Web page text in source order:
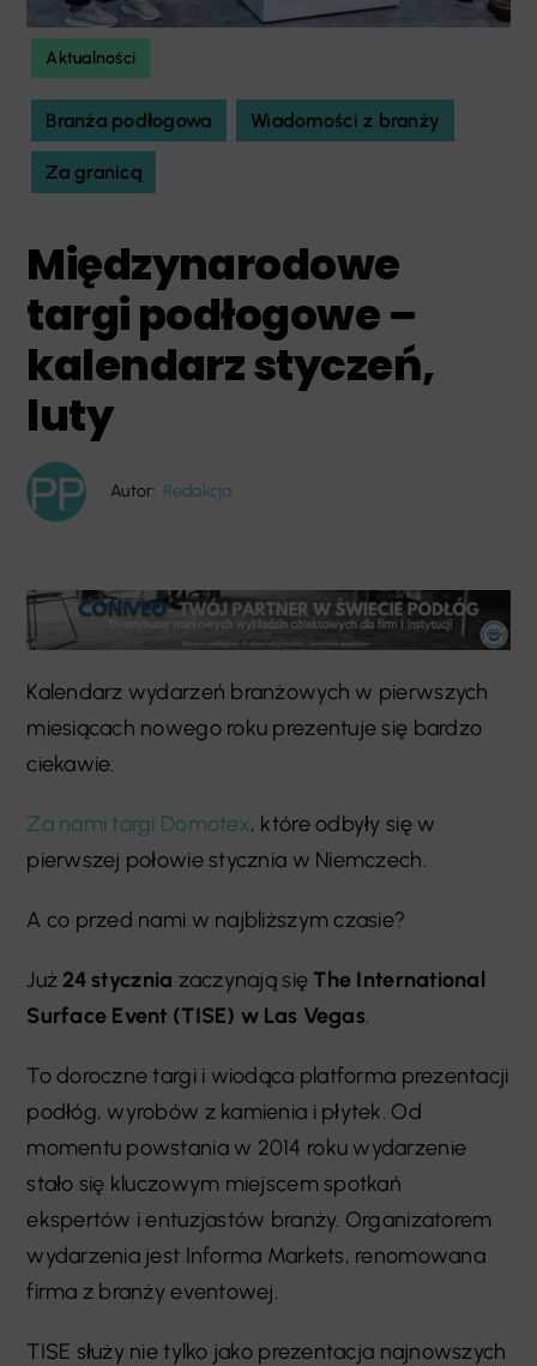
Aktualności
Branża podłogowa Wiadomości z branży
Za granicą
Międzynarodowe
targi podłogowe –
kalendarz styczeń,
luty
Autor: Redakcja
Kalendarz wydarzeń branżowych w pierwszych
miesiącach nowego roku prezentuje się bardzo
ciekawie.
Za nami targi Domotex, które odbyły się w
pierwszej połowie stycznia w Niemczech.
A co przed nami w najbliższym czasie?
Już 24 stycznia zaczynają się The International
Surface Event (TISE) w Las Vegas.
To doroczne targi i wiodąca platforma prezentacji
podłóg, wyrobów z kamienia i płytek. Od
momentu powstania w 2014 roku wydarzenie
stało się kluczowym miejscem spotkań
ekspertów i entuzjastów branży. Organizatorem
wydarzenia jest Informa Markets, renomowana
firma z branży eventowej.
TISE służy nie tylko jako prezentacja najnowszych